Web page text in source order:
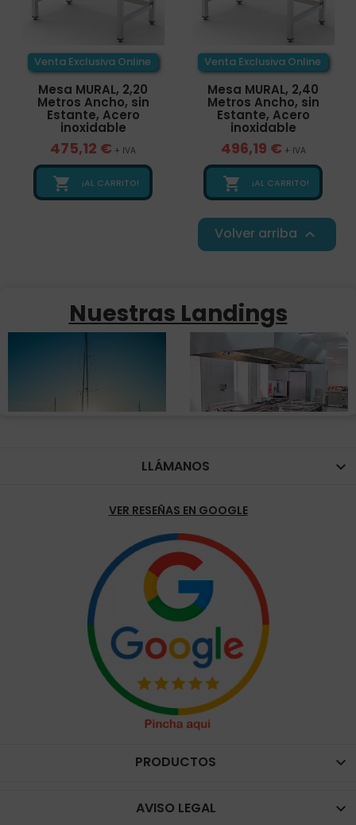
Venta Exclusiva Online
Mesa MURAL, 2,20
Metros Ancho, sin
Estante, Acero
inoxidable
475,12 € + IVA
 ¡AL CARRITO!
Venta Exclusiva Online
Mesa MURAL, 2,40
Metros Ancho, sin
Estante, Acero
inoxidable
496,19 € + IVA
 ¡AL CARRITO!
Volver arriba 
Nuestras Landings
LLÁMANOS 
VER RESEÑAS EN GOOGLE
PRODUCTOS 
AVISO LEGAL 